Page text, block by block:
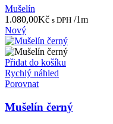
Mušelín
1.080,00Kč s DPH /1m
Nový
Přidat do košíku
Rychlý náhled
Porovnat
Mušelín černý